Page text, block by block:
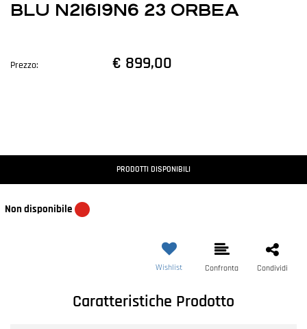
BLU N21619N6 23 ORBEA
Prezzo: € 899,00
PRODOTTI DISPONIBILI
Non disponibile
Wishlist Confronta Condividi
Caratteristiche Prodotto